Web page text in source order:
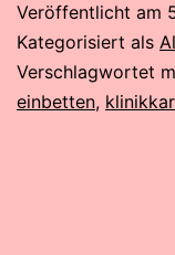
Veröffentlicht am
Kategorisiert als
Verschlagwortet
einbetten,